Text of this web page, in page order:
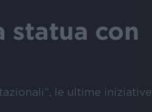
statua con
le ultime iniziative